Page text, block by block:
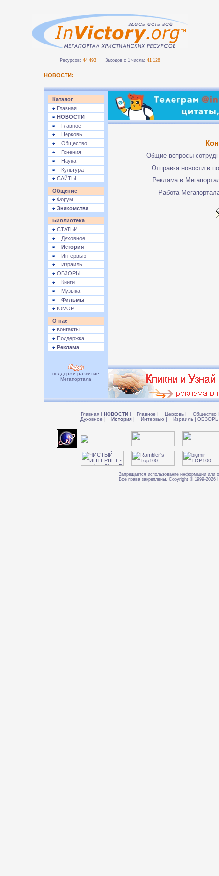
Ресурсов: 44 493 Заходов с 1 числа: 41 128
НОВОСТИ:
Каталог
Главная
НОВОСТИ
Главное
Церковь
Общество
Гонения
Наука
Культура
САЙТЫ
Общение
Форум
Знакомства
Библиотека
СТАТЬИ
Духовное
История
Интервью
Израиль
ОБЗОРЫ
Книги
Музыка
Фильмы
ЮМОР
О нас
Контакты
Поддержка
Реклама
Общие вопросы
Отправка новости в
Реклама в
Работа
поддержи развитие
Мегапортала
Главная | НОВОСТИ | Главное | Церковь | Общество |
Духовное | История | Интервью | Израиль |
Запрещается использование информации или
Все права закреплены. Copyright © 1999-